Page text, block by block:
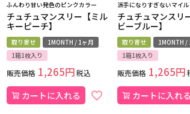
ふんわり甘い発色のピンクカラー
チュチュマンスリー【ミル
キーピーチ】
取り寄せ
1MONTH / 1ヶ月
1箱1枚入り
販売価格 1,265 税込
カートに入れる
派手になりすぎないマイ
チュチュマンスリ
ビーブルー】
取り寄せ
1MONTH /
1箱1枚入り
販売価格 1,265
カートに入れる